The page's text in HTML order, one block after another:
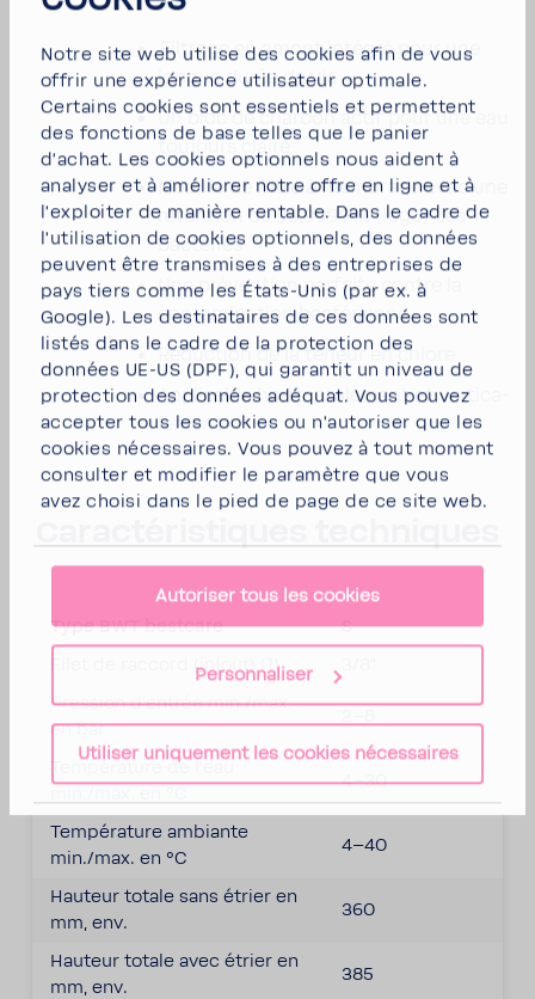
Notre site web utilise des cookies afin de vous
offrir une expé­rience utili­sa­teur opti­male.
Certains cookies sont essen­tiels et permettent
des fonc­tions de base telles que le panier
d'achat. Les cookies option­nels nous aident à
analyser et à améliorer notre offre en ligne et à
l'ex­ploiter de manière rentable. Dans le cadre de
l'uti­li­sa­tion de cookies option­nels, des données
peuvent être trans­mises à des entre­prises de
pays tiers comme les États-​Unis (par ex. à
Google). Les desti­na­taires de ces données sont
listés dans le cadre de la protec­tion des
données UE-US (DPF), qui garantit un niveau de
protec­tion des données adéquat. Vous pouvez
accepter tous les cookies ou n'au­to­riser que les
cookies néces­saires. Vous pouvez à tout moment
consulter et modi­fier le para­mètre que vous
avez choisi dans le pied de page de ce site web.
Autoriser tous les cookies
Personnaliser
Utiliser uniquement les cookies nécessaires
Filtrage en amont intégré pour une
longue durée de vie
Un bloc de charbon actif pour une eau
toujours claire
Module de filtre à membrane avec une
réten­tion de 99,9999 % (log6) des
bacté­ries
Une préven­tion parfaite contre la
conta­mi­na­tion bacté­rienne
Réduc­tion de la teneur en chlore
Appli­cable hori­zon­ta­le­ment et verti­ca­
le­ment
Type BWT best­care
S
Filet de raccord (in|out) (1)
Pres­sion d'en­trée min./max.
en bar
Tempé­ra­ture de l'eau
4–30
Tempé­ra­ture ambiante
min./max. en °C
4–40
Hauteur totale sans étrier en
mm, env.
360
Hauteur totale avec étrier en
mm, env.
385